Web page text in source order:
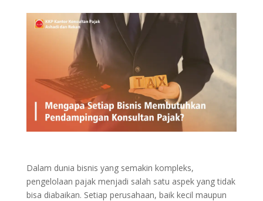
Dalam dunia bisnis yang semakin kompleks,
pengelolaan pajak menjadi salah satu aspek yang tidak
bisa diabaikan. Setiap perusahaan, baik kecil maupun